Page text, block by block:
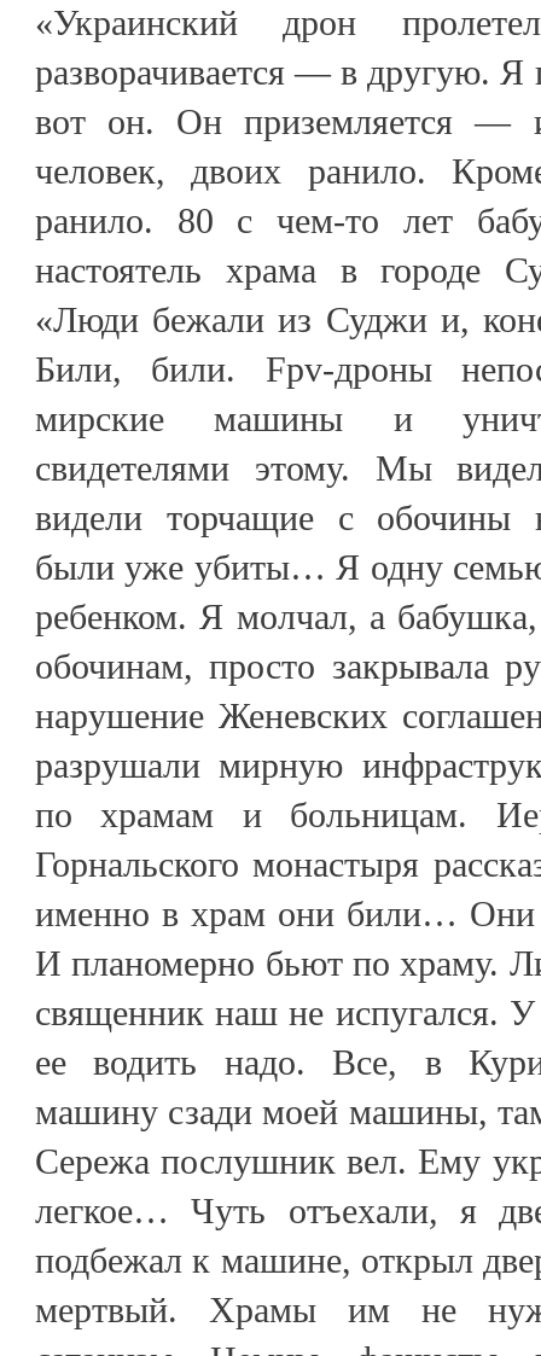
«Украинский дрон
разворачивается — в другую. Я
вот он. Он приземляется —
человек, двоих ранило.
ранило. 80 с чем-то лет
настоятель храма в городе
«Люди бежали из Суджи и,
Били, били. Fpv-дроны
мирские машины и
свидетелями этому. Мы
видели торчащие с обочины
были уже убиты… Я одну
ребенком. Я молчал, а
обочинам, просто закрывала
нарушение Женевских
разрушали мирную
по храмам и больницам.
Горнальского монастыря
именно в храм они били… Они
И планомерно бьют по храму.
священник наш не испугался.
ее водить надо. Все, в
машину сзади моей машины,
Сережа послушник вел. Ему
легкое… Чуть отъехали, я
подбежал к машине, открыл
мертвый. Храмы им не